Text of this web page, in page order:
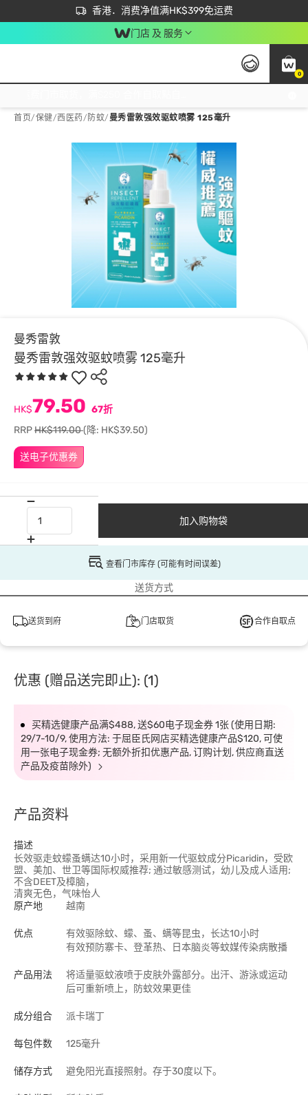
香港．消费净值满HK$399免运费
立即成为易赏钱会员尽享独家优惠
首次APP下单买满$450 输入 NEWAPP 即减$50
门店 及 服务
0
首页/保健/西医药/ 防蚊/曼秀雷敦强效驱蚊喷雾 125毫升
曼秀雷敦
曼秀雷敦强效驱蚊喷雾 125毫升
送电子优惠券
HK$79.50 67折
RRPHK$119.00(降: HK$39.50)
加入购物袋
查看门市库存 (可能有时间误差)
送货方式
送货到府 门店取货 合作自取点
优惠 (赠品送完即止): (1)
买精选健康产品满$488, 送$60电子现金券 1张 (使用日期:
29/7-10/9, 使用方法: 于屈臣氏网店买精选健康产品$120, 可使
用一张电子现金券; 无额外折扣优惠产品, 订购计划, 供应商直送
产品及疫苗除外)
产品资料
描述
长效驱走蚊蠓蚤螨达10小时，采用新一代驱蚊成分Picaridin，受欧
盟、美加、世卫等国际权威推荐; 通过敏感测试，幼儿及成人适用;
不含DEET及樟脑，
清爽无色，气味怡人
原产地
越南
优点
有效驱除蚊、蠓、蚤、螨等昆虫，长达10小时
有效预防寨卡、登革热、日本脑炎等蚊媒传染病散播
产品用法
将适量驱蚊液喷于皮肤外露部分。出汗、游泳或运动
后可重新喷上，防蚊效果更佳
成分组合 派卡瑞丁
每包件数 125毫升
储存方式 避免阳光直接照射。存于30度以下。